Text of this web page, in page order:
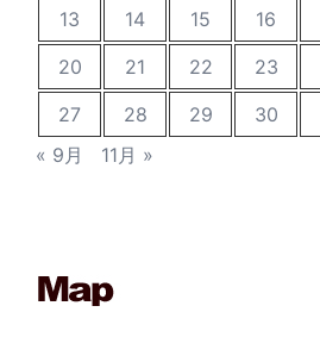
13
14 15 16
20
21 22 23
27
28 29 30
« 9月
11月 »